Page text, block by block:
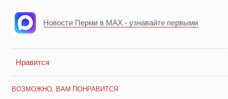
Новости Перми в MAX - узнавайте первыми
Нравится
ВОЗМОЖНО, ВАМ ПОНРАВИТСЯ